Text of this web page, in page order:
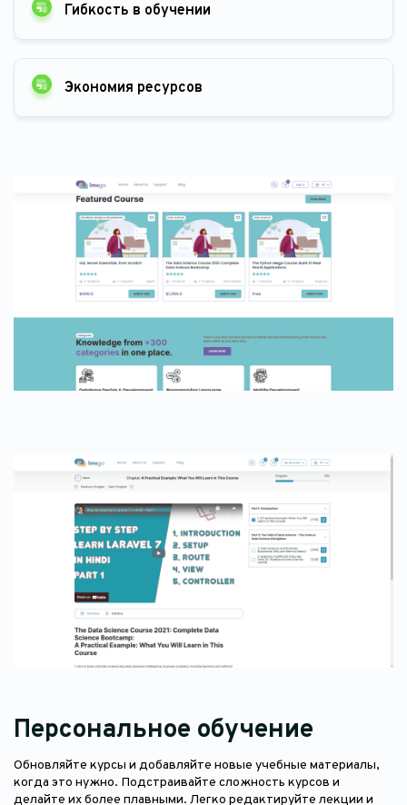
Гибкость в обучении
Экономия ресурсов
Персональное обучение
Обновляйте курсы и добавляйте новые учебные материалы,
когда это нужно. Подстраивайте сложность курсов и
делайте их более плавными. Легко редактируйте лекции и